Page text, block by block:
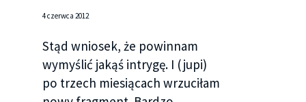
twoje nigdy nie istniały.
Bursztynowe oczy Oliwera płonęły.
4 czerwca 2012
Stąd wniosek, że powinnam
wymyślić jakąś intrygę. I (jupi)
po trzech miesiącach wrzuciłam